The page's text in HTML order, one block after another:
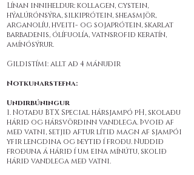
Línan inniheldur: kollagen, cystein,
hýalúrónsýra, silkiprótein, sheasmjör,
arganolíu, hveiti- og sojaprótein, skarlat
barbadenis, ólífuolía, vatnsrofið keratín,
amínósýrur.
Gildistími: allt að 4 mánuðir
Notkunarstefna:
Undirbúningur
1. Notaðu BTX Special hársjampó pH, skolaðu
hárið og hársvörðinn vandlega. Þvoið af
með vatni, setjið aftur lítið magn af sjampói
yfir lengdina og þeytið í froðu. Nuddið
froðuna á hárið í um eina mínútu, skolið
hárið vandlega með vatni.